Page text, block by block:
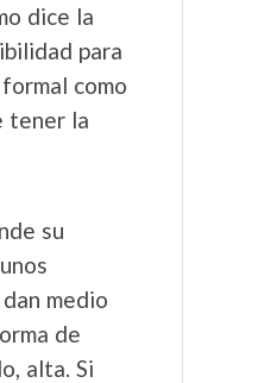
dice la
para
como
tener la
su
medio
de
alta. Si